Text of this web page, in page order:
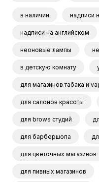
в наличии надписи
надписи на английском
неоновые лампы
в детскую комнату
для магазинов табака и
для салонов красоты
для brows студий
для барбершопа
для цветочных магазинов
для пивных магазинов